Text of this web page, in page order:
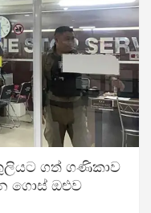
ගත් ගණිකාව
ගොස් ඔළුව